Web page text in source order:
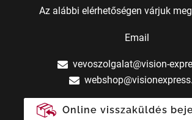
Az alábbi elérhetőségen várjuk
Email
vevoszolgalat@vision-
Online visszaküldés